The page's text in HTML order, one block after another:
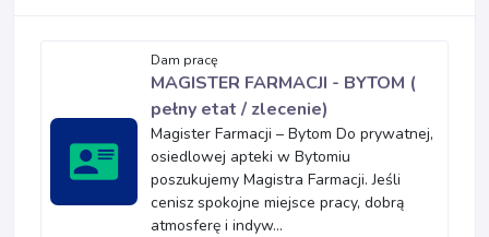
Dam pracę
MAGISTER FARMACJI - BYTOM (
pełny etat / zlecenie)
Magister Farmacji – Bytom Do prywatnej,
osiedlowej apteki w Bytomiu
poszukujemy Magistra Farmacji. Jeśli
cenisz spokojne miejsce pracy, dobrą
atmosferę i indyw...